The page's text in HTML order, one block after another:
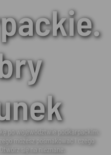
po województwie podkarpackim.
możesz posmakować i czego
się na nieznane.